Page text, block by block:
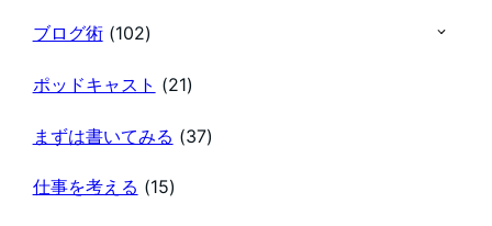
ブログ術(102)
ポッドキャスト (21)
まずは書いてみる (37)
仕事を考える (15)